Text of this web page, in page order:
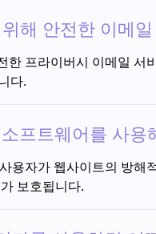
해 안전한 이메
프라이버시 이메일
다.
프트웨어를 사
용자가 웹사이트의 방
보호됩니다.